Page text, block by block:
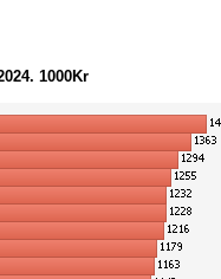
2024
2024
2024
2024
2024
2024
1000Kr